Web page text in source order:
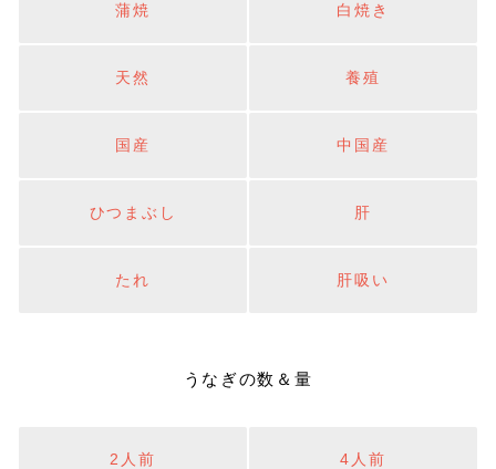
蒲焼 白焼き
天然 養殖
国産 中国産
ひつまぶし 肝
たれ 肝吸い
うなぎの数＆量
2人前 4人前